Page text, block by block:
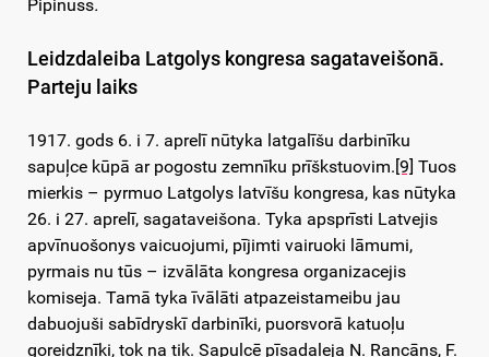
Pipinuss.
Leidzdaleiba Latgolys kongresa sagataveišonā.
Parteju laiks
1917. gods 6. i 7. aprelī nūtyka latgalīšu darbinīku
sapuļce kūpā ar pogostu zemnīku prīškstuovim. [9] Tuos
mierkis – pyrmuo Latgolys latvīšu kongresa, kas nūtyka
26. i 27. aprelī, sagataveišona. Tyka apsprīsti Latvejis
apvīnuošonys vaicuojumi, pījimti vairuoki lāmumi,
pyrmais nu tūs – izvālāta kongresa organizacejis
komiseja. Tamā tyka īvālāti atpazeistameibu jau
dabuojuši sabīdryskī darbinīki, puorsvorā katuoļu
goreidznīki, tok na tik. Sapuļcē pīsadaleja N. Rancāns, F.